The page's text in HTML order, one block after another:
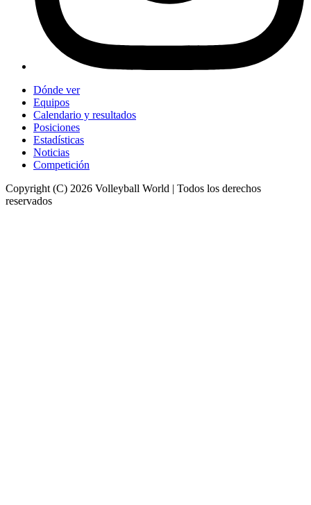
Dónde ver
Equipos
Calendario y resultados
Posiciones
Estadísticas
Noticias
Competición
Copyright (C) 2026 Volleyball World | Todos los derechos
reservados